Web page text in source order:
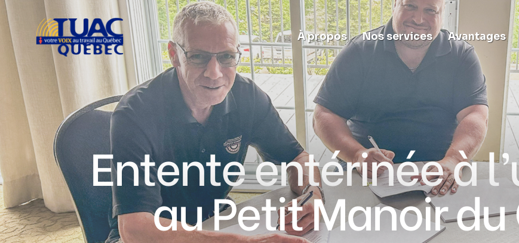
À propos Nos services Avantages
Entente entérinée à
au Petit Manoir